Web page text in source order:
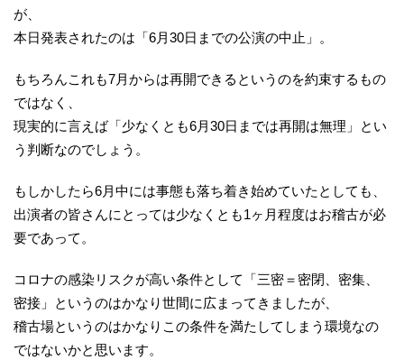
が、
本日発表されたのは「6月30日までの公演の中止」。
もちろんこれも7月からは再開できるというのを約束するもの
ではなく、
現実的に言えば「少なくとも6月30日までは再開は無理」とい
う判断なのでしょう。
もしかしたら6月中には事態も落ち着き始めていたとしても、
出演者の皆さんにとっては少なくとも1ヶ月程度はお稽古が必
要であって。
コロナの感染リスクが高い条件として「三密＝密閉、密集、
密接」というのはかなり世間に広まってきましたが、
稽古場というのはかなりこの条件を満たしてしまう環境なの
ではないかと思います。